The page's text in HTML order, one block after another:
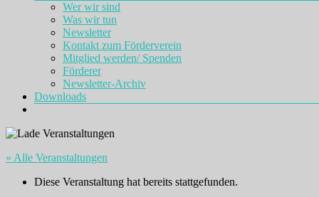
Wer wir sind
Was wir tun
Newsletter
Kontakt zum Förderverein
Mitglied werden/ Spenden
Förderer
Newsletter-Archiv
Downloads
« Alle Veranstaltungen
Diese Veranstaltung hat bereits stattgefunden.